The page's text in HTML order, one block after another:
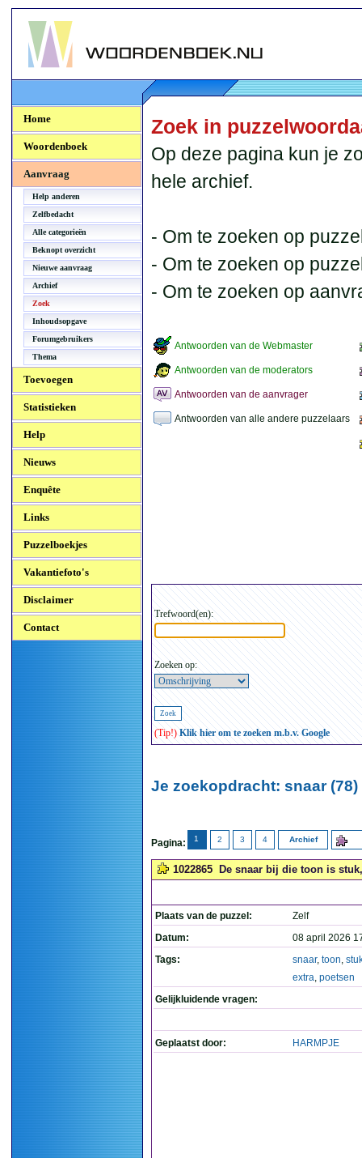
Woordenboek.NU
Home
Woordenboek
Aanvraag
Help anderen
Zelfbedacht
Alle categorieën
Beknopt overzicht
Nieuwe aanvraag
Archief
Zoek
Inhoudsopgave
Forumgebruikers
Thema
Toevoegen
Statistieken
Help
Nieuws
Enquête
Links
Puzzelboekjes
Vakantiefoto's
Disclaimer
Contact
Zoek in
Op deze pagina kun je
hele archief.
- Om te zoeken op
- Om te zoeken op
- Om te zoeken op
Antwoorden van de Webmaster
Antwoorden van de moderators
Antwoorden van de aanvrager
Antwoorden van alle andere puzzelaars
Trefwoord(en):
Zoeken op:
(Tip!) Klik hier om te zoeken m.b.v. Google
Je zoekopdracht: snaar (78)
Pagina: 1 2 3 4 Archief
1022865 De snaar bij die toon is
Plaats van de puzzel:
Zelf
Datum:
08 april 2026
Tags:
snaar, toon,
extra, poetsen
Gelijkluidende vragen:
Geplaatst door: HARMPJE